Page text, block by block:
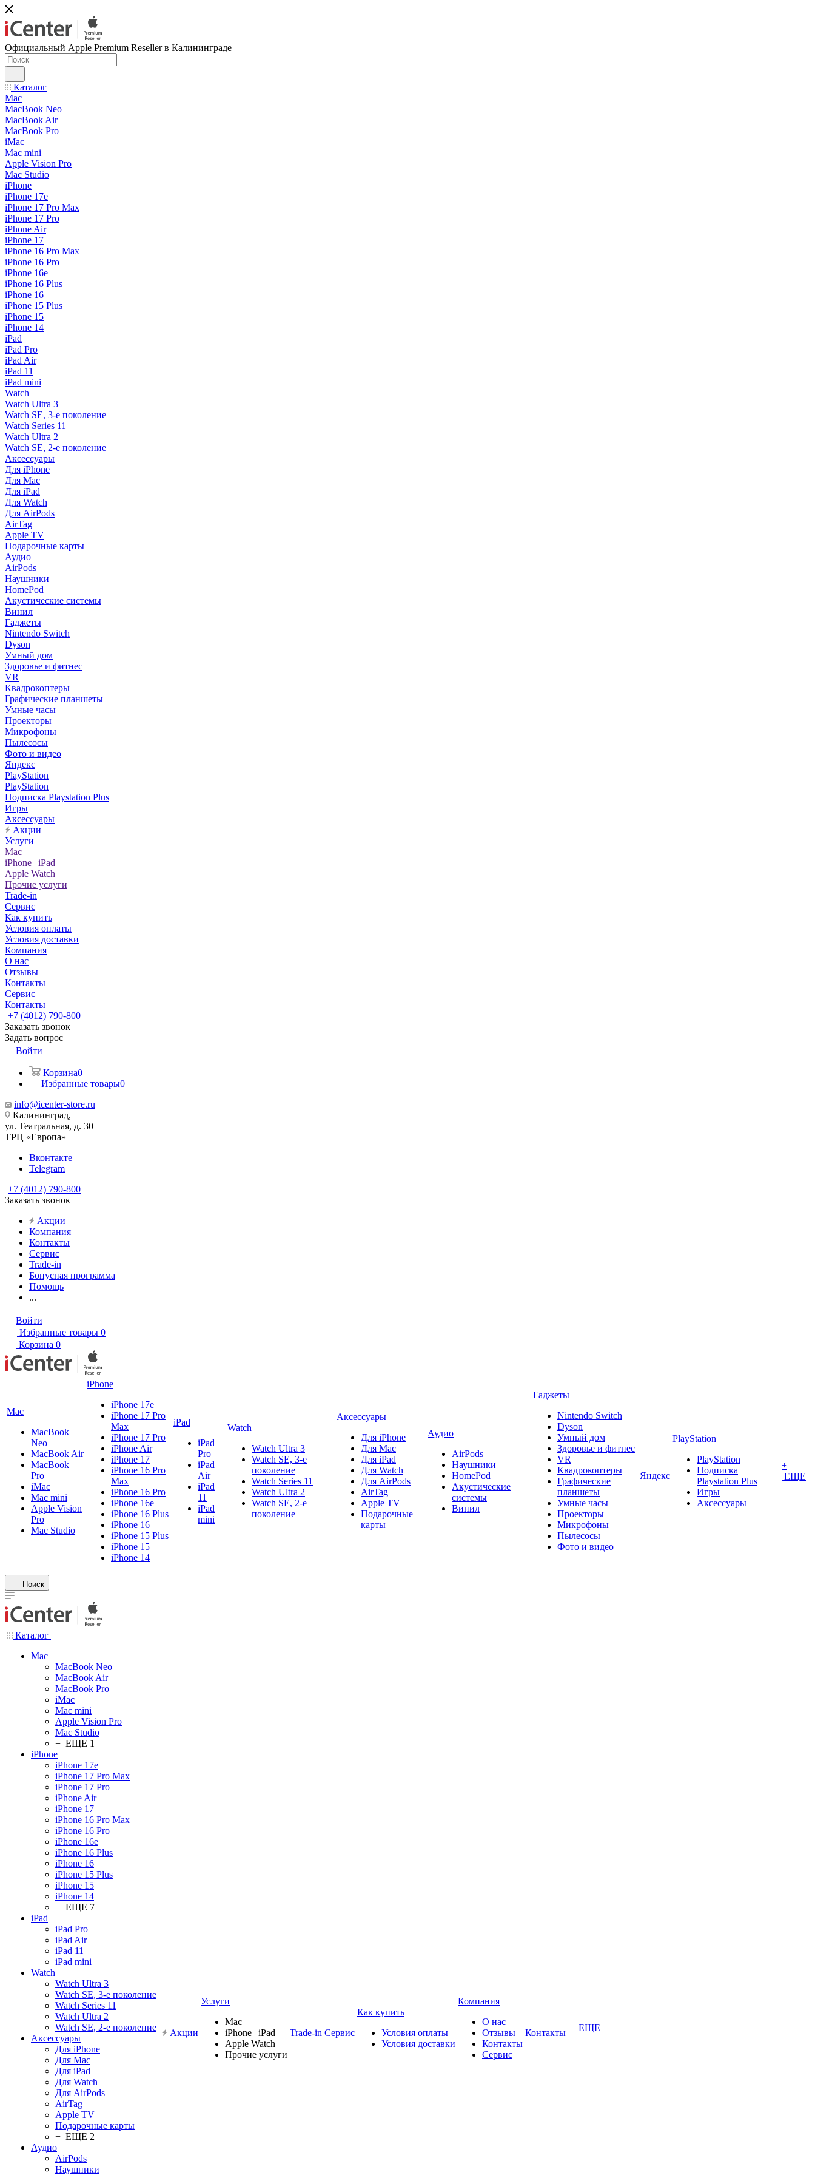
Официальный Apple Premium Reseller в Калининграде
Каталог
Mac
MacBook Neo
MacBook Air
MacBook Pro
iMac
Mac mini
Apple Vision Pro
Mac Studio
iPhone
iPhone 17e
iPhone 17 Pro Max
iPhone 17 Pro
iPhone Air
iPhone 17
iPhone 16 Pro Max
iPhone 16 Pro
iPhone 16e
iPhone 16 Plus
iPhone 16
iPhone 15 Plus
iPhone 15
iPhone 14
iPad
iPad Pro
iPad Air
iPad 11
iPad mini
Watch
Watch Ultra 3
Watch SE, 3-е поколение
Watch Series 11
Watch Ultra 2
Watch SE, 2-е поколение
Аксессуары
Для iPhone
Для Mac
Для iPad
Для Watch
Для AirPods
AirTag
Apple TV
Подарочные карты
Аудио
AirPods
Наушники
HomePod
Акустические системы
Винил
Гаджеты
Nintendo Switch
Dyson
Умный дом
Здоровье и фитнес
VR
Квадрокоптеры
Графические планшеты
Умные часы
Проекторы
Микрофоны
Пылесосы
Фото и видео
Яндекс
PlayStation
PlayStation
Подписка Playstation Plus
Игры
Аксессуары
Акции
Услуги
Mac
iPhone | iPad
Apple Watch
Прочие услуги
Trade-in
Сервис
Как купить
Условия оплаты
Условия доставки
Компания
О нас
Отзывы
Контакты
Сервис
Контакты
+7 (4012) 790-800
Заказать звонок
Задать вопрос
Войти
Корзина0
Избранные товары0
info@icenter-store.ru
Калининград,
ул. Театральная, д. 30
ТРЦ «Европа»
Вконтакте
Telegram
+7 (4012) 790-800
Заказать звонок
Акции
Компания
Контакты
Сервис
Trade-in
Бонусная программа
Помощь
...
Войти
Избранные товары 0
Корзина 0
Mac
MacBook
Neo
MacBook Air
MacBook
Pro
iMac
Mac mini
Apple Vision
Pro
Mac Studio
iPhone
iPhone 17e
iPhone 17 Pro
Max
iPhone 17 Pro
iPhone Air
iPhone 17
iPhone 16 Pro
Max
iPhone 16 Pro
iPhone 16e
iPhone 16 Plus
iPhone 16
iPhone 15 Plus
iPhone 15
iPhone 14
iPad
iPad
Pro
iPad
Air
iPad
11
iPad
mini
Watch
Watch Ultra 3
Watch SE, 3-е
поколение
Watch Series 11
Watch Ultra 2
Watch SE, 2-е
поколение
Аксессуары
Для iPhone
Для Mac
Для iPad
Для Watch
Для AirPods
AirTag
Apple TV
Подарочные
карты
Аудио
AirPods
Наушники
HomePod
Акустические
системы
Винил
Гаджеты
Nintendo Switch
Dyson
Умный дом
Здоровье и фитнес
VR
Квадрокоптеры
Графические
планшеты
Умные часы
Проекторы
Микрофоны
Пылесосы
Фото и видео
Яндекс
PlayStation
PlayStation
Подписка
Playstation Plus
Игры
Аксессуары
+
ЕЩЕ
Поиск
Каталог
Mac
MacBook Neo
MacBook Air
MacBook Pro
iMac
Mac mini
Apple Vision Pro
Mac Studio
+ ЕЩЕ 1
iPhone
iPhone 17e
iPhone 17 Pro Max
iPhone 17 Pro
iPhone Air
iPhone 17
iPhone 16 Pro Max
iPhone 16 Pro
iPhone 16e
iPhone 16 Plus
iPhone 16
iPhone 15 Plus
iPhone 15
iPhone 14
+ ЕЩЕ 7
iPad
iPad Pro
iPad Air
iPad 11
iPad mini
Watch
Watch Ultra 3
Watch SE, 3-е поколение
Watch Series 11
Watch Ultra 2
Watch SE, 2-е поколение
Аксессуары
Для iPhone
Для Mac
Для iPad
Для Watch
Для AirPods
AirTag
Apple TV
Подарочные карты
+ ЕЩЕ 2
Аудио
AirPods
Наушники
Акции
Услуги
Mac
iPhone | iPad
Apple Watch
Прочие услуги
Trade-in Сервис
Как купить
Условия оплаты
Условия доставки
Компания
О нас
Отзывы
Контакты
Сервис
Контакты + ЕЩЕ